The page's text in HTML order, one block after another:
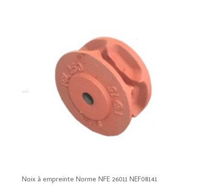
Noix à empreinte Norme NFE 26011 NEF08141